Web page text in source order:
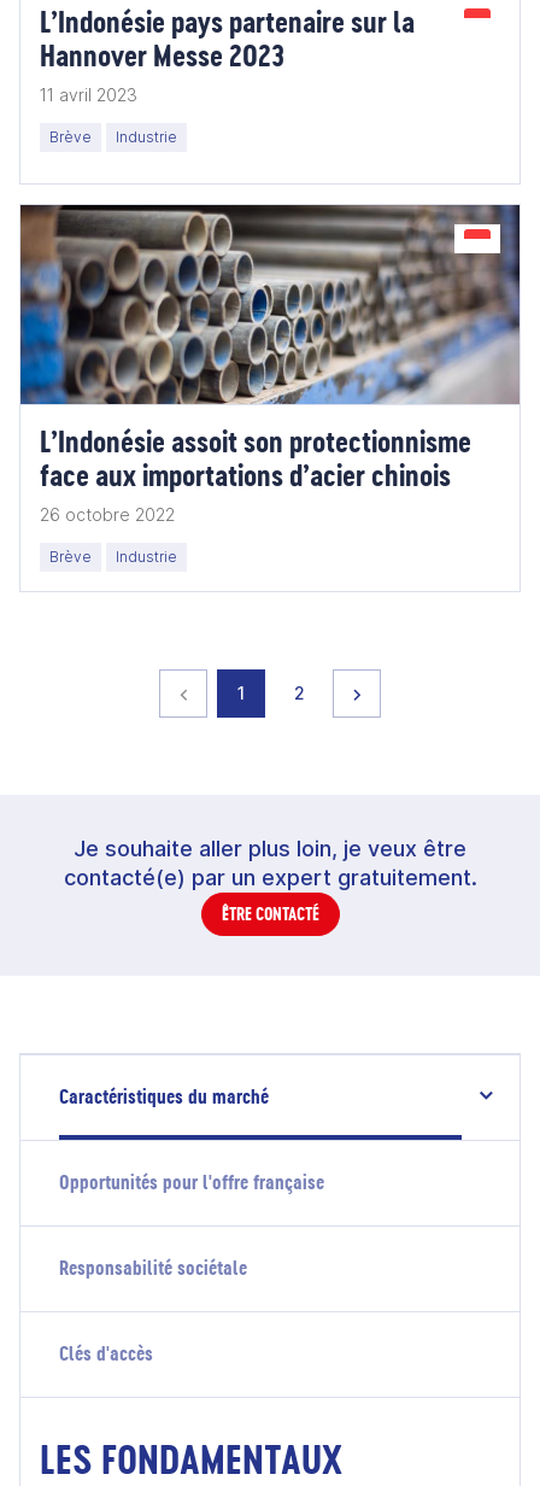
L’Indonésie pays partenaire sur la
Hannover Messe 2023
11 avril 2023
Brève Industrie
L’Indonésie assoit son protectionnisme
face aux importations d’acier chinois
26 octobre 2022
Brève Industrie
Page précédente
page
1 page
2
Je souhaite aller plus loin, je veux être
contacté(e) par un expert gratuitement.
ÊTRE CONTACTÉ
Caractéristiques du marché
Opportunités pour l'offre française
Responsabilité sociétale
Clés d'accès
LES FONDAMENTAUX